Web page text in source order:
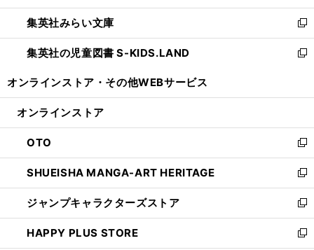
開
く
ウ
で
開
く
ン
ド
ウ
で
ウ
ィ
ン
ド
開
集英社みらい文庫
新
し
い
ン
ウ
で
開
く
集英社の児童図書 S-KIDS.LAND
新
ウ
ン
ド
ウ
で
開
く
オンラインストア・ その他WEBサービス
オンラインストア
OTO
新
し
い
ウ
ィ
ン
ド
SHUEISHA MANGA-ART HERITAGE
新
し
い
ウ
ィ
ジャンプキャラクターズストア
新
し
い
HAPPY PLUS STORE
新